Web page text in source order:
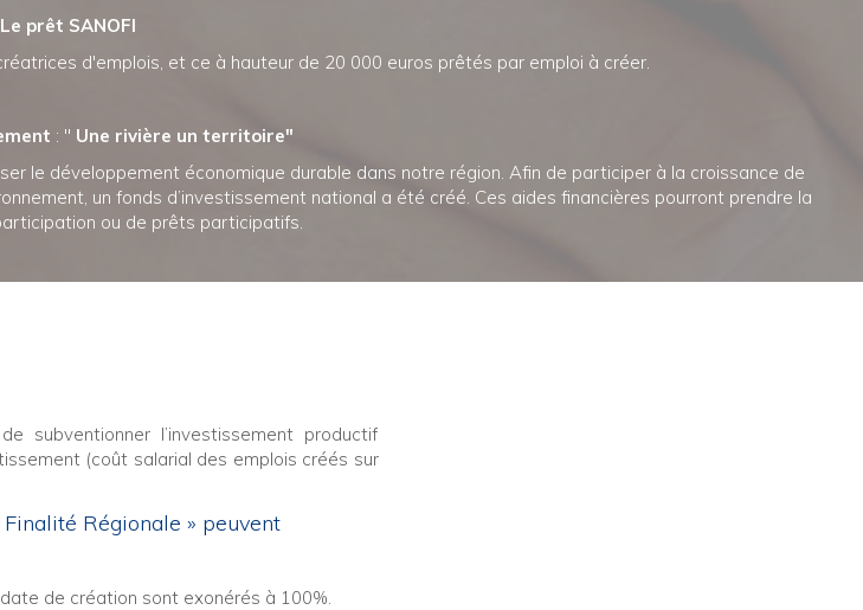
Le prêt SANOFI
d'emplois, et ce à hauteur de 20 000 euros prêtés par emploi à créer.
: " Une rivière un territoire"
le développement économique durable dans notre région. Afin de participer à la croissance de
un fonds d’investissement national a été créé. Ces aides financières pourront prendre la
ou de prêts participatifs.
subventionner l’investissement productif
(coût salarial des emplois créés sur
Régionale » peuvent
de création sont exonérés à 100%.